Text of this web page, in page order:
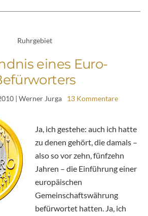
Ruhrgebiet
eines Euro-
| Werner Jurga 13 Kommentare
Ja, ich gestehe: auch ich hatte
zu denen gehört, die damals –
also so vor zehn, fünfzehn
Jahren – die Einführung einer
europäischen
Gemeinschaftswährung
befürwortet hatten. Ja, ich